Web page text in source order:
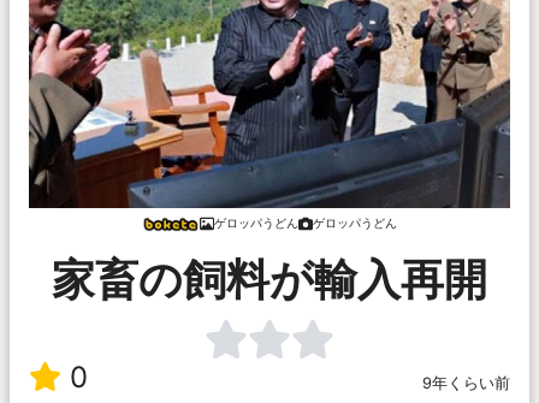
ゲロッパうどん ゲロッパうどん
家畜の飼料が輸入再開
0 9年くらい前